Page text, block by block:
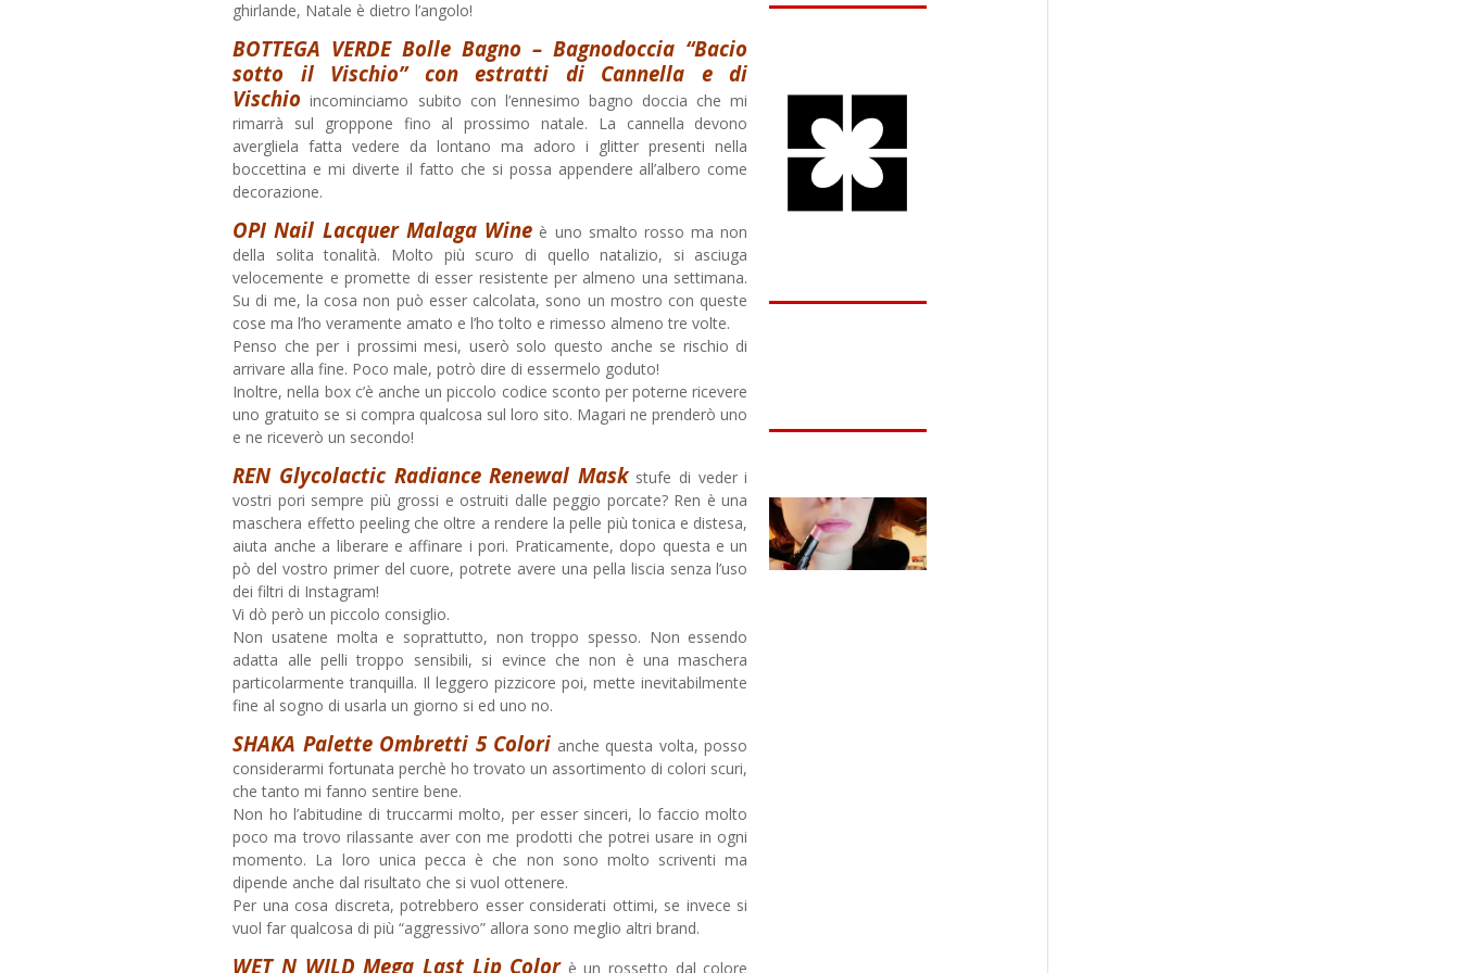
ghirlande, Natale è dietro l’angolo!
BOTTEGA VERDE Bolle Bagno – Bagnodoccia “Bacio
sotto il Vischio” con estratti di Cannella e di
Vischio incominciamo subito con l’ennesimo bagno doccia che mi
rimarrà sul groppone fino al prossimo natale. La cannella devono
avergliela fatta vedere da lontano ma adoro i glitter presenti nella
boccettina e mi diverte il fatto che si possa appendere all’albero come
decorazione.
OPI Nail Lacquer Malaga Wine è uno smalto rosso ma non
della solita tonalità. Molto più scuro di quello natalizio, si asciuga
velocemente e promette di esser resistente per almeno una settimana.
Su di me, la cosa non può esser calcolata, sono un mostro con queste
cose ma l’ho veramente amato e l’ho tolto e rimesso almeno tre volte.
Penso che per i prossimi mesi, userò solo questo anche se rischio di
arrivare alla fine. Poco male, potrò dire di essermelo goduto!
Inoltre, nella box c’è anche un piccolo codice sconto per poterne ricevere
uno gratuito se si compra qualcosa sul loro sito. Magari ne prenderò uno
e ne riceverò un secondo!
REN Glycolactic Radiance Renewal Maskstufe di veder i
vostri pori sempre più grossi e ostruiti dalle peggio porcate? Ren è una
maschera effetto peeling che oltre a rendere la pelle più tonica e distesa,
aiuta anche a liberare e affinare i pori. Praticamente, dopo questa e un
pò del vostro primer del cuore, potrete avere una pella liscia senza l’uso
dei filtri di Instagram!
Vi dò però un piccolo consiglio.
Non usatene molta e soprattutto, non troppo spesso. Non essendo
adatta alle pelli troppo sensibili, si evince che non è una maschera
particolarmente tranquilla. Il leggero pizzicore poi, mette inevitabilmente
fine al sogno di usarla un giorno si ed uno no.
SHAKA Palette Ombretti 5 Colori anche questa volta, posso
considerarmi fortunata perchè ho trovato un assortimento di colori scuri,
che tanto mi fanno sentire bene.
Non ho l’abitudine di truccarmi molto, per esser sinceri, lo faccio molto
poco ma trovo rilassante aver con me prodotti che potrei usare in ogni
momento. La loro unica pecca è che non sono molto scriventi ma
dipende anche dal risultato che si vuol ottenere.
Per una cosa discreta, potrebbero esser considerati ottimi, se invece si
vuol far qualcosa di più “aggressivo” allora sono meglio altri brand.
WET N WILD Mega Last Lip Colorè un rossetto dal colore